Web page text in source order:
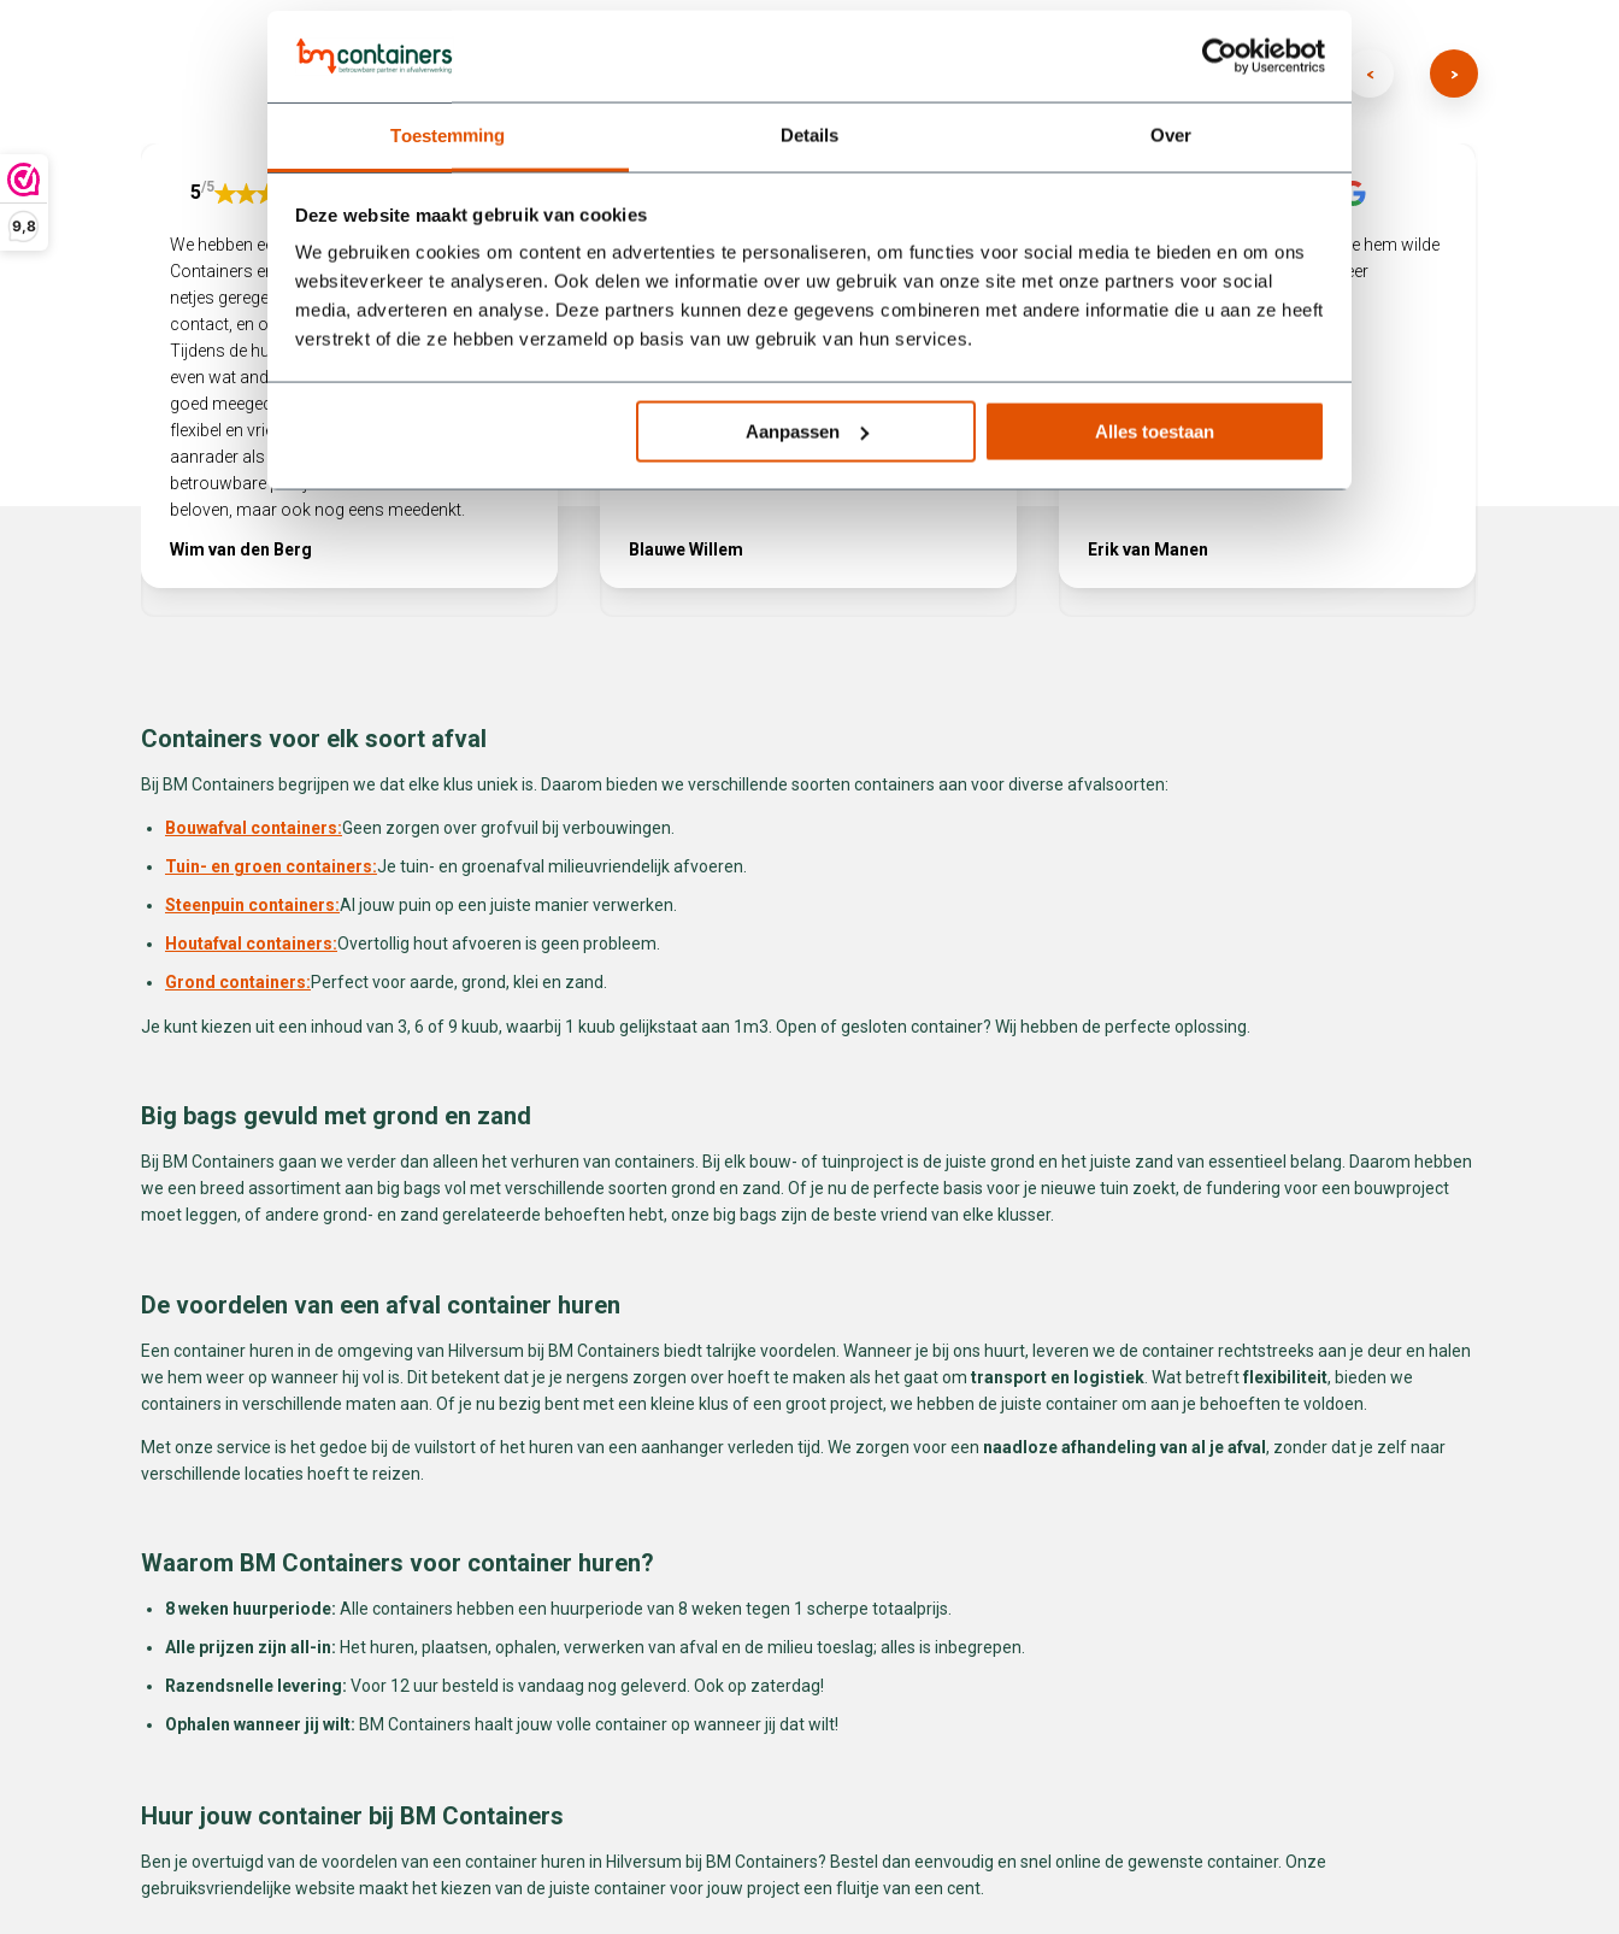
Toestemming Details Over
Deze website maakt gebruik van cookies
We gebruiken cookies om content en advertenties te personaliseren, om functies voor social media te bieden en om ons
websiteverkeer te analyseren. Ook delen we informatie over uw gebruik van onze site met onze partners voor social
media, adverteren en analyse. Deze partners kunnen deze gegevens combineren met andere informatie die u aan ze heeft
verstrekt of die ze hebben verzameld op basis van uw gebruik van hun services.
Aanpassen Alles toestaan
9,8
5/5
We hebben een container gehuurd bij BM
Containers en zijn supertevreden. Alles werd
netjes geregeld: snel geleverd, makkelijk
contact, en ook het ophalen verliep soepel.
Tijdens de huurperiode liep het bij ons allemaal
even wat anders dan gepland, maar er werd
goed meegedacht. Heel prettig als een bedrijf zo
flexibel en vriendelijk met je omgaat! Echt een
aanrader als je op zoek bent naar een
betrouwbare partij die niet alleen doet wat ze
beloven, maar ook nog eens meedenkt.
Wim van den Berg
Containers werden super snel geleverd en na
een berichtje ook weer keurig optijd opgehaald.
Ook werden mijn vragen snel beantwoord. Als
je dus een afval container zoekt moet je bij deze
mensen zijn.
Blauwe Willem
Top geregeld bak neergezet waar we hem wilde
hebben en naar een belletje gelijk weer
opgehaald
Erik van Manen
Containers voor elk soort afval
Bij BM Containers begrijpen we dat elke klus uniek is. Daarom bieden we verschillende soorten containers aan voor diverse afvalsoorten:
Bouwafval containers:Geen zorgen over grofvuil bij verbouwingen.
Tuin- en groen containers:Je tuin- en groenafval milieuvriendelijk afvoeren.
Steenpuin containers:Al jouw puin op een juiste manier verwerken.
Houtafval containers:Overtollig hout afvoeren is geen probleem.
Grond containers:Perfect voor aarde, grond, klei en zand.
Je kunt kiezen uit een inhoud van 3, 6 of 9 kuub, waarbij 1 kuub gelijkstaat aan 1m3. Open of gesloten container? Wij hebben de perfecte oplossing.
Big bags gevuld met grond en zand
Bij BM Containers gaan we verder dan alleen het verhuren van containers. Bij elk bouw- of tuinproject is de juiste grond en het juiste zand van essentieel belang. Daarom hebben
we een breed assortiment aan big bags vol met verschillende soorten grond en zand. Of je nu de perfecte basis voor je nieuwe tuin zoekt, de fundering voor een bouwproject
moet leggen, of andere grond- en zand gerelateerde behoeften hebt, onze big bags zijn de beste vriend van elke klusser.
De voordelen van een afval container huren
Een container huren in de omgeving van Hilversum bij BM Containers biedt talrijke voordelen. Wanneer je bij ons huurt, leveren we de container rechtstreeks aan je deur en halen
we hem weer op wanneer hij vol is. Dit betekent dat je je nergens zorgen over hoeft te maken als het gaat om transport en logistiek . Wat betreftflexibiliteit, bieden we
containers in verschillende maten aan. Of je nu bezig bent met een kleine klus of een groot project, we hebben de juiste container om aan je behoeften te voldoen.
Met onze service is het gedoe bij de vuilstort of het huren van een aanhanger verleden tijd. We zorgen voor een naadloze afhandeling van al je afval , zonder dat je zelf naar
verschillende locaties hoeft te reizen.
Waarom BM Containers voor container huren?
8 weken huurperiode: Alle containers hebben een huurperiode van 8 weken tegen 1 scherpe totaalprijs.
Alle prijzen zijn all-in: Het huren, plaatsen, ophalen, verwerken van afval en de milieu toeslag; alles is inbegrepen.
Razendsnelle levering: Voor 12 uur besteld is vandaag nog geleverd. Ook op zaterdag!
Ophalen wanneer jij wilt: BM Containers haalt jouw volle container op wanneer jij dat wilt!
Huur jouw container bij BM Containers
Ben je overtuigd van de voordelen van een container huren in Hilversum bij BM Containers? Bestel dan eenvoudig en snel online de gewenste container. Onze
gebruiksvriendelijke website maakt het kiezen van de juiste container voor jouw project een fluitje van een cent.